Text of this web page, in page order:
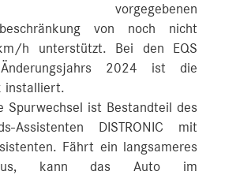
von noch nicht
h unterstützt. Bei den EQS
2024 ist die
installiert.
Spurwechsel ist Bestandteil des
Assistenten DISTRONIC mit
Fährt ein langsameres
kann das Auto im